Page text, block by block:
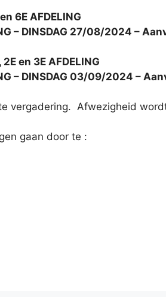
6E AFDELING
– DINSDAG 27/08/2024 –
2E en 3E AFDELING
– DINSDAG 03/09/2024 –
vergadering. Afwezigheid
gaan door te :